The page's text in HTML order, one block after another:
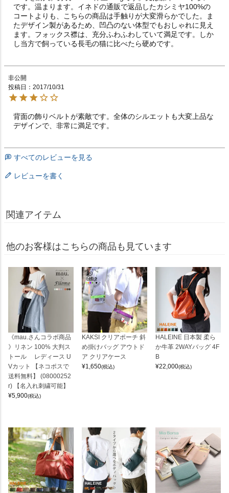
です。温まります。イネドの通販で返品したカシミヤ100%の
コートよりも、こちらの商品は手触りが大変滑らかでした。ま
たデザイン製があるため、凹凸のない体型でもおしゃれに見え
ます。フォックス襟は、充分ふわふわしていて満足です。しか
し当方で飼っている長毛の猫に比べたら硬めです。
非公開
投稿日
2017/10/31
背面の飾りベルトが素敵です。全体のシルエットも大変上品な
デザインで、非常に満足です。
すべてのレビューを見る
レビューを書く
関連アイテム
他のお客様はこちらの商品も見ています
《mau.さんコラボ商品
》リネン 100% 大判ス
トール レディース U
Vカット 【ネコポスで
送料無料】 (08000252
r) 【名入れ刺繍可能】
¥5,900(税込)
KAKSI クリアポーチ 斜
め掛けバッグ アウトド
ア クリアケース
¥1,650(税込)
HALEINE 日本製 柔ら
か牛革 2WAYバッグ 4F
B
¥22,000(税込)